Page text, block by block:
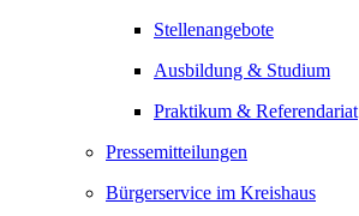
Stellenangebote
Ausbildung & Studium
Praktikum & Referendariat
Pressemitteilungen
Bürgerservice im Kreishaus